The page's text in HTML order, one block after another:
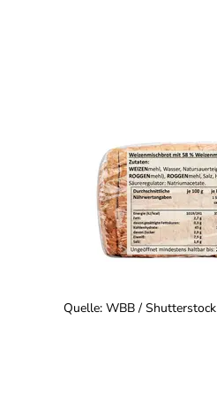
Quelle: WBB / Shutterstock